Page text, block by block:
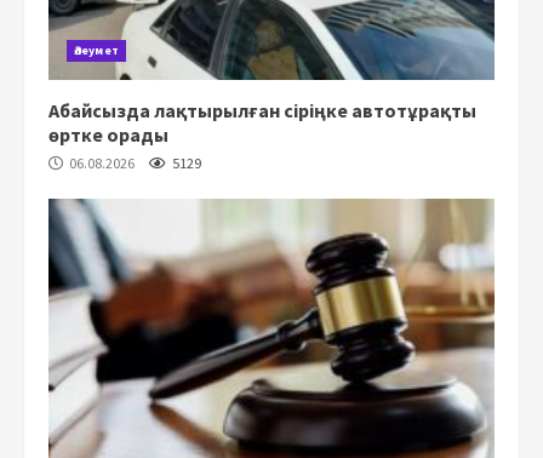
Әлеумет
Абайсызда лақтырылған сіріңке автотұрақты
өртке орады
06.08.2026 5129